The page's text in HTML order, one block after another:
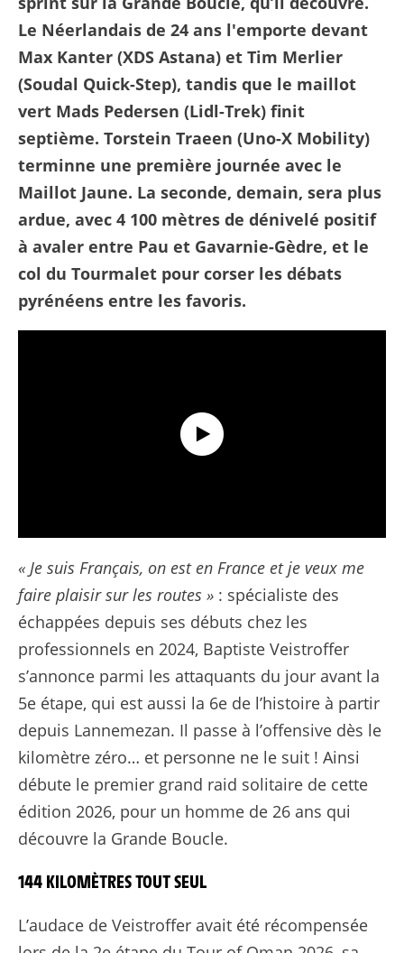
Le Néerlandais de 24 ans l'emporte devant
Max Kanter (XDS Astana) et Tim Merlier
(Soudal Quick-Step), tandis que le maillot
vert Mads Pedersen (Lidl-Trek) finit
septième. Torstein Traeen (Uno-X Mobility)
terminne une première journée avec le
Maillot Jaune. La seconde, demain, sera plus
ardue, avec 4 100 mètres de dénivelé positif
à avaler entre Pau et Gavarnie-Gèdre, et le
col du Tourmalet pour corser les débats
pyrénéens entre les favoris.
« Je suis Français, on est en France et je veux me
faire plaisir sur les routes » : spécialiste des
échappées depuis ses débuts chez les
professionnels en 2024, Baptiste Veistroffer
s’annonce parmi les attaquants du jour avant la
5e étape, qui est aussi la 6e de l’histoire à partir
depuis Lannemezan. Il passe à l’offensive dès le
kilomètre zéro… et personne ne le suit ! Ainsi
débute le premier grand raid solitaire de cette
édition 2026, pour un homme de 26 ans qui
découvre la Grande Boucle.
144 KILOMÈTRES TOUT SEUL
L’audace de Veistroffer avait été récompensée